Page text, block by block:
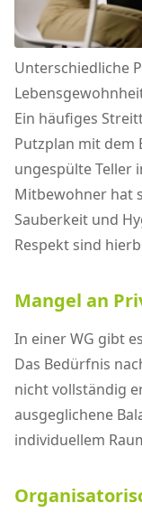
Unterschiedliche
Ein häufiges
Putzplan mit dem
ungespülte Teller
Mitbewohner hat
Sauberkeit und
Respekt sind
Mangel an
In einer WG gibt
Das Bedürfnis
nicht vollständig
ausgeglichene
individuellem